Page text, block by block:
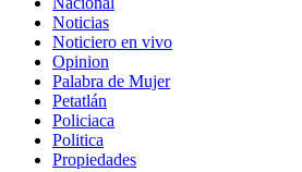
Noticias
Noticiero en vivo
Opinion
Palabra de Mujer
Petatlán
Policiaca
Politica
Propiedades